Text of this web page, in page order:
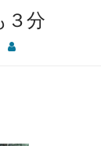
３分